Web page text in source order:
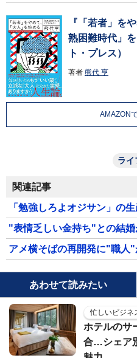
『「若者」を
熟困難時代」
ト・プレス）
著者 熊代 亨
AMAZON
ライ
関連記事
「勉強しろよオジサン」の
"表情乏しい金持ち"との結
アメ横そばの再開発に"職人
あわせて読みたい
忙しいビジネ
ホテルのサ
合…シェア